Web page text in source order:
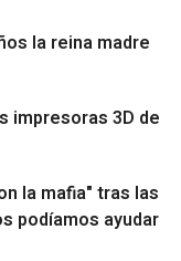
la reina madre
impresoras 3D de
la mafia" tras las
podíamos ayudar